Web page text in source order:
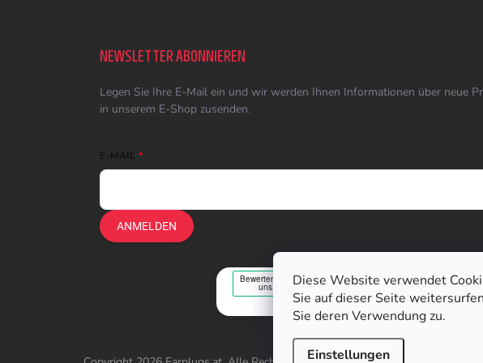
Diese Website verwendet
Sie auf dieser Seite
Sie deren Verwendung zu.
Einstellungen
NEWSLETTER ABONNIEREN
Legen Sie Ihre E-Mail ein und wir werden Ihnen Informationen über neue
in unserem E-Shop zusenden.
E-MAIL
ANMELDEN